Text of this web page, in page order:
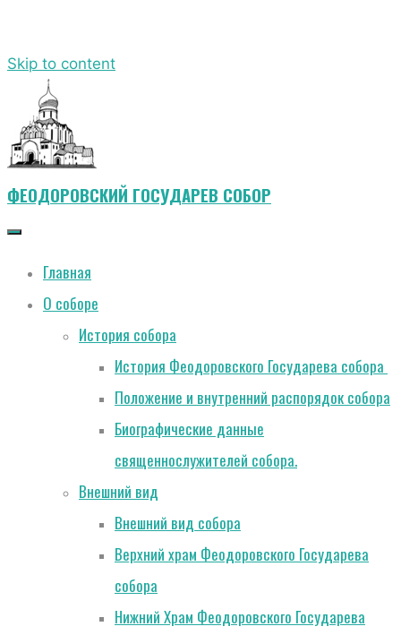
Skip to content
ФЕОДОРОВСКИЙ ГОСУДАРЕВ СОБОР
Главная
О соборе
История собора
История Феодоровского Государева собора
Положение и внутренний распорядок собора
Биографические данные
священнослужителей собора.
Внешний вид
Внешний вид собора
Верхний храм Феодоровского Государева
собора
Нижний Храм Феодоровского Государева